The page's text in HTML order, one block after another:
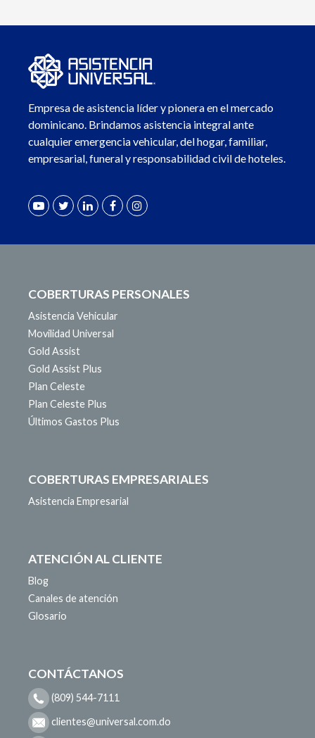
Empresa de asistencia líder y pionera en el mercado
dominicano. Brindamos asistencia integral ante
cualquier emergencia vehicular, del hogar, familiar,
empresarial, funeral y responsabilidad civil de hoteles.
COBERTURAS PERSONALES
Asistencia Vehicular
Movilidad Universal
Gold Assist
Gold Assist Plus
Plan Celeste
Plan Celeste Plus
Últimos Gastos Plus
COBERTURAS EMPRESARIALES
Asistencia Empresarial
ATENCIÓN AL CLIENTE
Blog
Canales de atención
Glosario
CONTÁCTANOS
(809) 544-7111
clientes@universal.com.do